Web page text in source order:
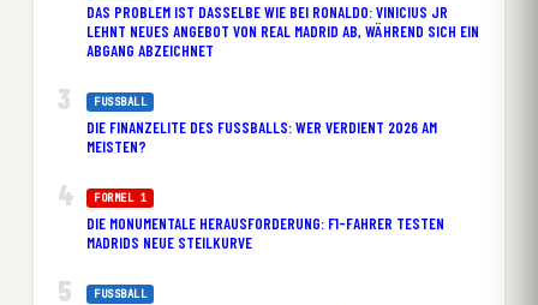
DAS PROBLEM IST DASSELBE WIE BEI RONALDO: VINICIUS JR
LEHNT NEUES ANGEBOT VON REAL MADRID AB, WÄHREND SICH EIN
ABGANG ABZEICHNET
FUSSBALL
DIE FINANZELITE DES FUSSBALLS: WER VERDIENT 2026 AM M
EISTEN?
FORMEL 1
DIE MONUMENTALE HERAUSFORDERUNG: F1-FAHRER TESTEN
MADRIDS NEUE STEILKURVE
FUSSBALL